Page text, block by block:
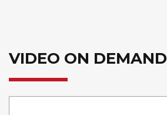
VIDEO ON DEMAND